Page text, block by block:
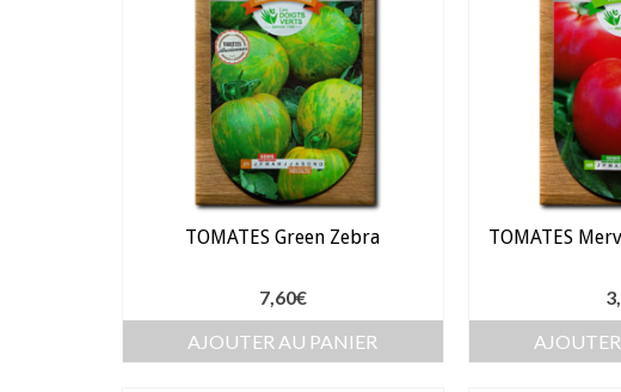
TOMATES Green Zebra
7,60€
AJOUTER AU PANIER
TOMATES